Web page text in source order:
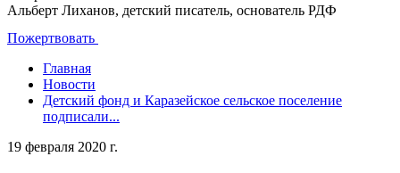
Альберт Лиханов, детский писатель, основатель РДФ
Пожертвовать
Главная
Новости
Детский фонд и Каразейское сельское поселение
подписали...
19 февраля 2020 г.